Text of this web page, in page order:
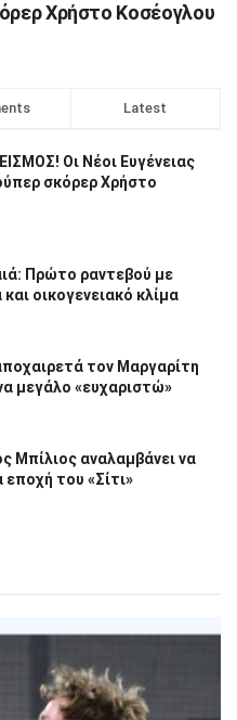
Χρήστο Κοσέογλου
Latest
Οι Νέοι Ευγένειας
σκόρερ Χρήστο
Πρώτο ραντεβού με
οικογενειακό κλίμα
τον Μαργαρίτη
μεγάλο «ευχαριστώ»
Μπίλιος αναλαμβάνει να
του «Σίτι»